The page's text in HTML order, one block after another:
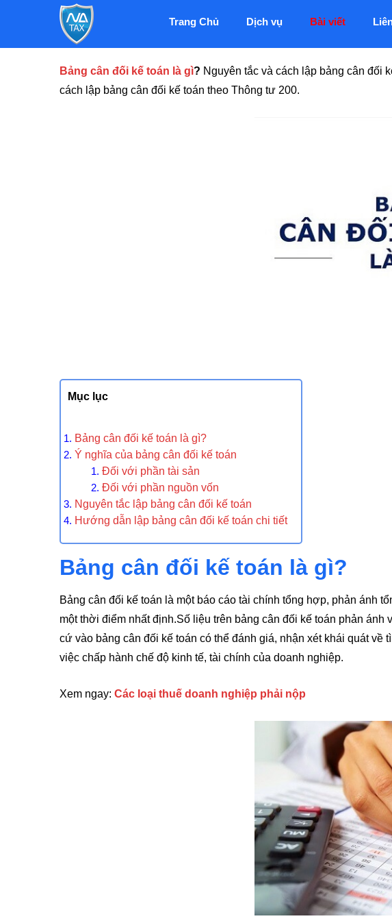
Trang Chủ Dịch vụ Bài viết
Bảng cân đối kế toán là gì? Nguyên tắc và cách lập bảng cân đối
cách lập bảng cân đối kế toán theo Thông tư 200.
Mục lục
Bảng cân đối kế toán là gì?
Ý nghĩa của bảng cân đối kế toán
Đối với phần tài sản
Đối với phần nguồn vốn
Nguyên tắc lập bảng cân đối kế toán
Hướng dẫn lập bảng cân đối kế toán chi tiết
Bảng cân đối kế toán là gì?
Bảng cân đối kế toán là một báo cáo tài chính tổng hợp, phản ánh
một thời điểm nhất định.Số liệu trên bảng cân đối kế toán phản ánh
cứ vào bảng cân đối kế toán có thể đánh giá, nhận xét khái quát
việc chấp hành chế độ kinh tế, tài chính của doanh nghiệp.
Xem ngay: Các loại thuế doanh nghiệp phải nộp